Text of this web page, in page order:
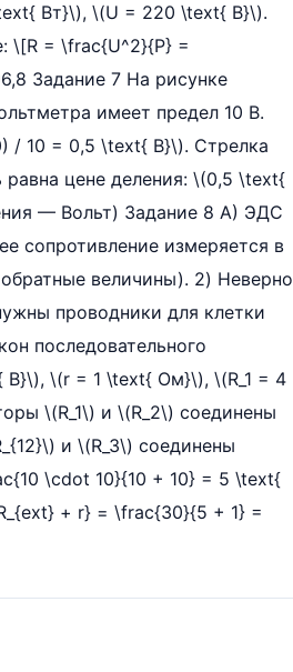
Вт}\), \(U = 220 \text{ В}\).
\[R = \frac{U^2}{P} =
Задание 7 На рисунке
имеет предел 10 В.
/ 10 = 0,5 \text{ В}\). Стрелка
цене деления: \(0,5 \text{
— Вольт) Задание 8 А) ЭДС
сопротивление измеряется в
величины). 2) Неверно
проводники для клетки
последовательного
В}\), \(r = 1 \text{ Ом}\), \(R_1 = 4
\(R_1\) и \(R_2\) соединены
и \(R_3\) соединены
\cdot 10}{10 + 10} = 5 \text{
+ r} = \frac{30}{5 + 1} =